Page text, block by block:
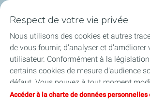
Nos sites
Notre engagement
Notre expertise
Travailler avec nous
Respect de votre vie privée
Nous utilisons des cookies et autres
de vous fournir, d’analyser et d’améliorer
utilisateur. Conformément à la
certains cookies de mesure d'audience
défaut. Vous pouvez à tout moment
paramètres de cookies en cliquant sur le
Accéder à la charte de données personnelles